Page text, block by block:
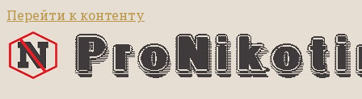
Перейти к контенту